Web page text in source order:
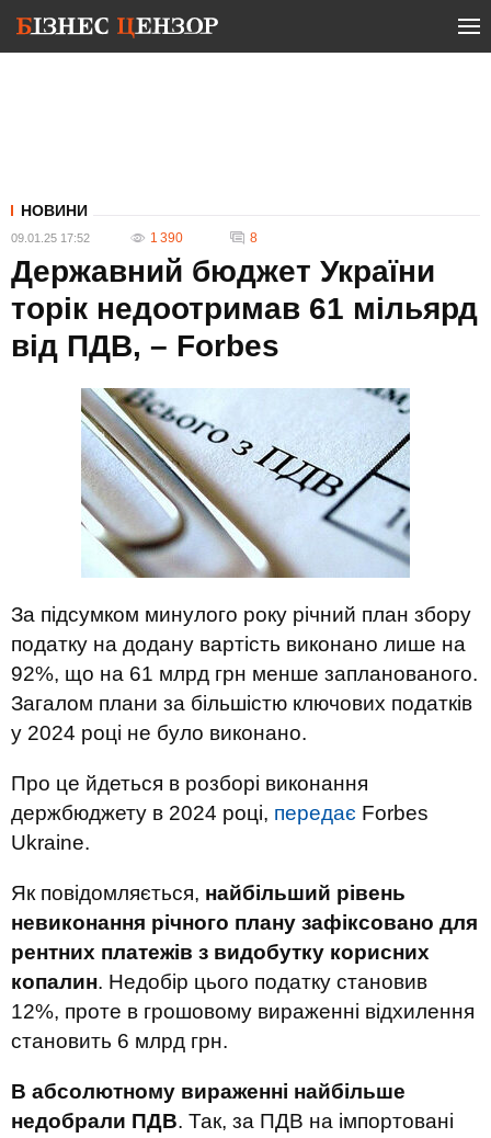
НОВИНИ
09.01.25 17:52 1 390 8
Державний бюджет України
торік недоотримав 61 мільярд
від ПДВ, – Forbes
За підсумком минулого року річний план збору
податку на додану вартість виконано лише на
92%, що на 61 млрд грн менше запланованого.
Загалом плани за більшістю ключових податків
у 2024 році не було виконано.
Про це йдеться в розборі виконання
держбюджету в 2024 році, передає Forbes
Ukraine.
Як повідомляється, найбільший рівень
невиконання річного плану зафіксовано для
рентних платежів з видобутку корисних
копалин. Недобір цього податку становив
12%, проте в грошовому вираженні відхилення
становить 6 млрд грн.
В абсолютному вираженні найбільше
недобрали ПДВ. Так, за ПДВ на імпортовані